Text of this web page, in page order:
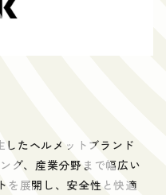
たヘルメットブランド
グ、産業分野まで幅広い
を展開し、安全性と快適